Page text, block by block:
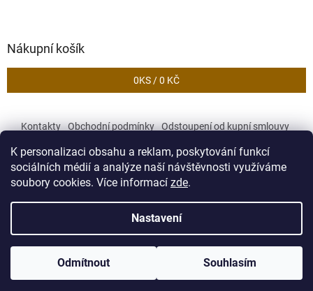
K personalizaci obsahu a reklam, poskytování funkcí
sociálních médií a analýze naší návštěvnosti využíváme
soubory cookies. Více informací zde.
Nastavení
Odmítnout Souhlasím
Nákupní košík
0KS /0 KČ
Kontakty Obchodní podmínky
Odstoupení od kupní smlouvy
. Všechna práva vyhrazena.